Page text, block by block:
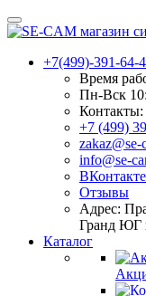
+7(499)-391-64-
Время
Пн-Вск
Контакты:
+7 (499)
zakaz@se-
info@se-
ВКонтакте
Отзывы
Адрес:
Гранд ЮГ
Каталог